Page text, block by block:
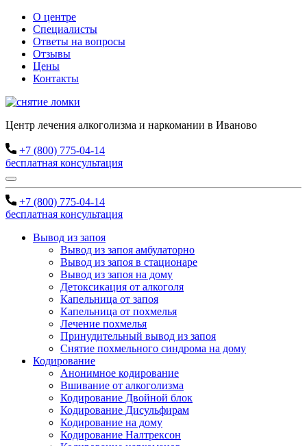
О центре
Специалисты
Ответы на вопросы
Отзывы
Цены
Контакты
Центр лечения алкоголизма и наркомании в Иваново
+7 (800) 775-04-14
бесплатная консультация
+7 (800) 775-04-14
бесплатная консультация
Вывод из запоя
Вывод из запоя амбулаторно
Вывод из запоя в стационаре
Вывод из запоя на дому
Детоксикация от алкоголя
Капельница от запоя
Капельница от похмелья
Лечение похмелья
Принудительный вывод из запоя
Снятие похмельного синдрома на дому
Кодирование
Анонимное кодирование
Вшивание от алкоголизма
Кодирование Двойной блок
Кодирование Дисульфирам
Кодирование на дому
Кодирование Налтрексон